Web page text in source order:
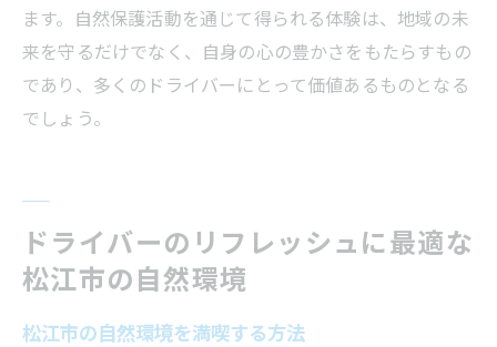
ます。自然保護活動を通じて得られる体験は、地域の未
来を守るだけでなく、自身の心の豊かさをもたらすもの
であり、多くのドライバーにとって価値あるものとなる
でしょう。
ドライバーのリフレッシュに最適な
松江市の自然環境
松江市の自然環境を満喫する方法